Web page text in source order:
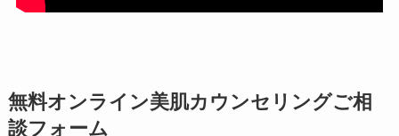
無料オンライン美肌カウンセリングご相
談フォーム